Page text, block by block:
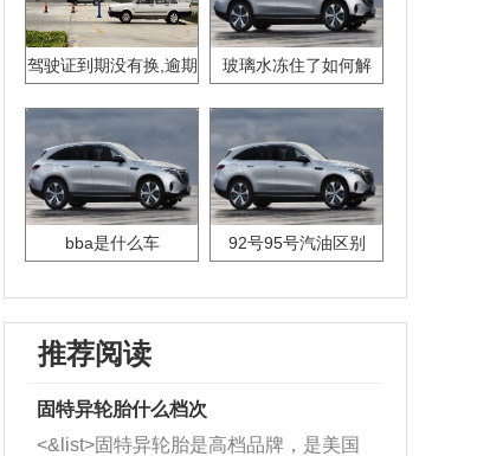
驾驶证到期没有换,逾期
玻璃水冻住了如何解
bba是什么车 92号95号汽油区别
推荐阅读
固特异轮胎什么档次
<&list>固特异轮胎是高档品牌，是美国